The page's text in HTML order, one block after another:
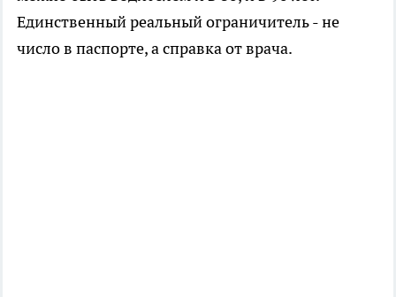
Единственный реальный ограничитель - не
число в паспорте, а справка от врача.